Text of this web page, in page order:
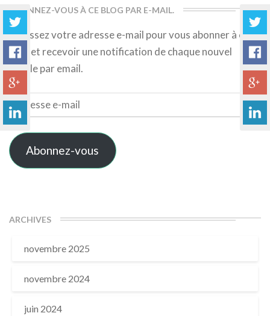
ABONNEZ-VOUS À CE BLOG PAR E-MAIL.
Saisissez votre adresse e-mail pour vous abonner à ce
blog et recevoir une notification de chaque nouvel
article par email.
Adresse
e-
mail
Abonnez-vous
ARCHIVES
novembre 2025
novembre 2024
juin 2024